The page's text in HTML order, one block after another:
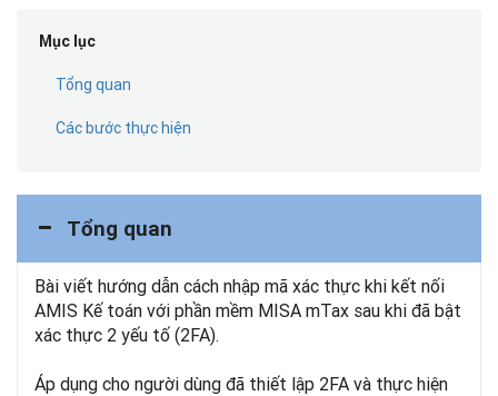
Mục lục
Tổng quan
Các bước thực hiện
Tổng quan
Bài viết hướng dẫn cách nhập mã xác thực khi kết nối
AMIS Kế toán với phần mềm MISA mTax sau khi đã bật
xác thực 2 yếu tố (2FA).
Áp dụng cho người dùng đã thiết lập 2FA và thực hiện